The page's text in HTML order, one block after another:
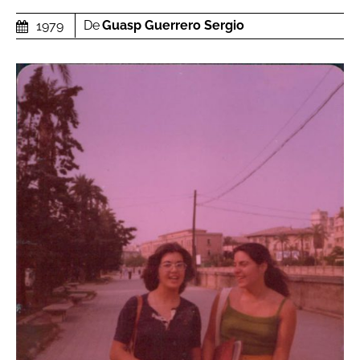
1979 DeGuasp Guerrero Sergio